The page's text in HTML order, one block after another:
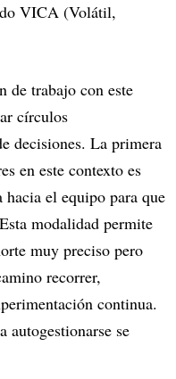
VICA (Volátil,
de trabajo con este
círculos
decisiones. La primera
en este contexto es
el equipo para que
modalidad permite
muy preciso pero
recorrer,
continua.
autogestionarse se